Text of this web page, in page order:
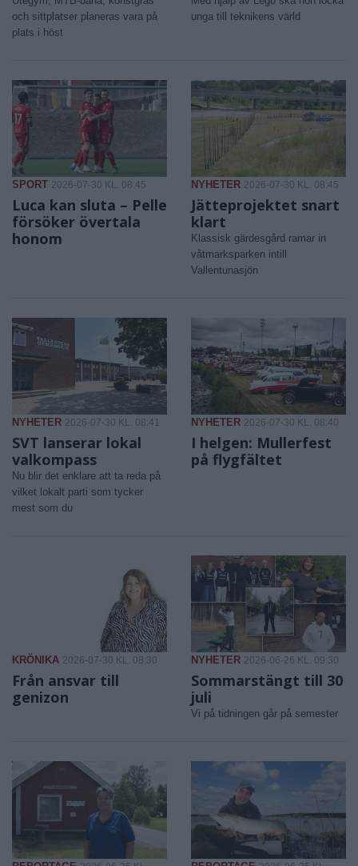
och sittplatser planeras vara på
plats i höst
unga till teknikens värld
SPORT 2026-07-30 KL. 08:45
Luca kan sluta – Pelle
försöker övertala
honom
NYHETER 2026-07-30 KL. 08:45
Jätteprojektet snart
klart
Klassisk gärdesgård ramar in
våtmarksparken intill
Vallentunasjön
NYHETER 2026-07-30 KL. 08:41
SVT lanserar lokal
valkompass
Nu blir det enklare att ta reda på
vilket lokalt parti som tycker
mest som du
NYHETER 2026-07-30 KL. 08:40
I helgen: Mullerfest
på flygfältet
KRÖNIKA 2026-07-30 KL. 08:30
Från ansvar till
genizon
NYHETER 2026-06-26 KL. 09:30
Sommarstängt till 30
juli
Vi på tidningen går på semester